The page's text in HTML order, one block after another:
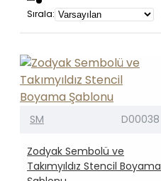
Sırala:
SM D00038
Zodyak Sembolü ve
Takımyıldız Stencil Boyama